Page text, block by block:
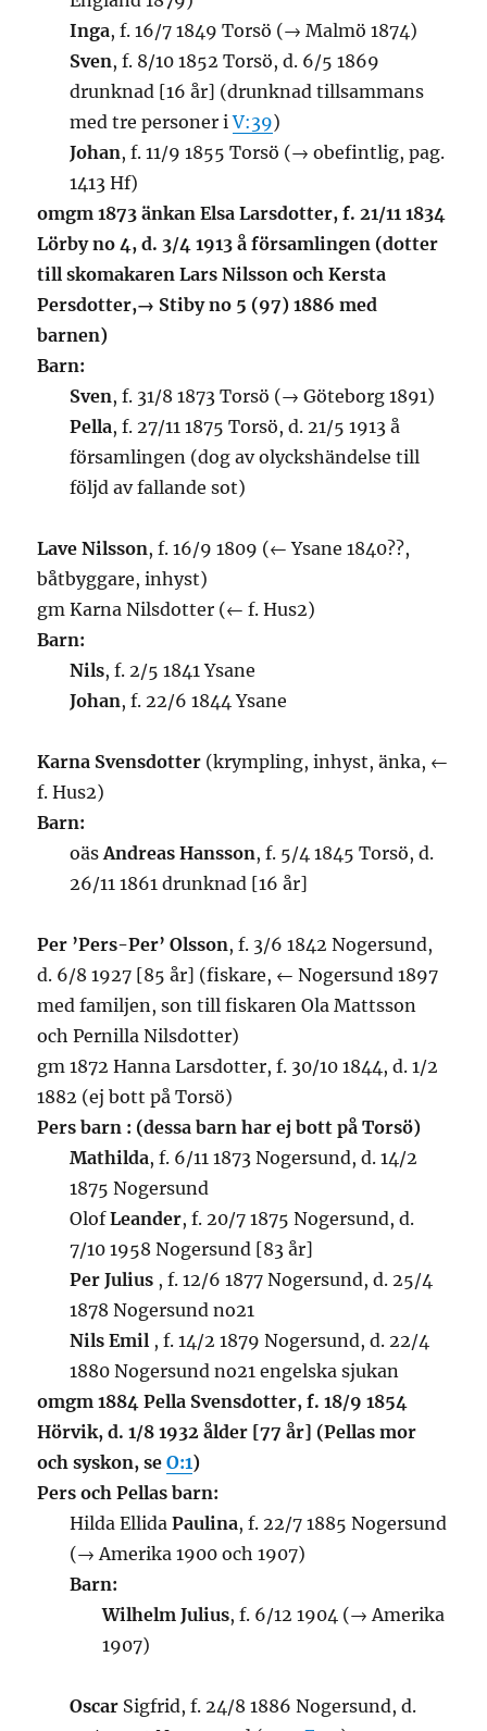
Inga, f. 16/7 1849 Torsö (→ Malmö 1874)
Sven, f. 8/10 1852 Torsö, d. 6/5 1869
drunknad [16 år] (drunknad tillsammans
med tre personer iV:39)
Johan, f. 11/9 1855 Torsö (→ obefintlig, pag.
1413 Hf)
omgm 1873 änkan Elsa Larsdotter, f. 21/11 1834
Lörby no 4, d. 3/4 1913 å församlingen (dotter
till skomakaren Lars Nilsson och Kersta
Persdotter,→ Stiby no 5 (97) 1886 med
barnen)
Barn:
Sven, f. 31/8 1873 Torsö (→ Göteborg 1891)
Pella, f. 27/11 1875 Torsö, d. 21/5 1913 å
församlingen (dog av olyckshändelse till
följd av fallande sot)
Lave Nilsson, f. 16/9 1809 (← Ysane 1840??,
båtbyggare, inhyst)
gm Karna Nilsdotter (← f. Hus2)
Barn:
Nils, f. 2/5 1841 Ysane
Johan, f. 22/6 1844 Ysane
Karna Svensdotter (krympling, inhyst, änka, ←
f. Hus2)
Barn:
oäsAndreas Hansson, f. 5/4 1845 Torsö, d.
26/11 1861 drunknad [16 år]
Per ’Pers-Per’ Olsson, f. 3/6 1842 Nogersund,
d. 6/8 1927 [85 år] (fiskare, ← Nogersund 1897
med familjen, son till fiskaren Ola Mattsson
och Pernilla Nilsdotter)
gm 1872 Hanna Larsdotter, f. 30/10 1844, d. 1/2
1882 (ej bott på Torsö)
Pers barn : (dessa barn har ej bott på Torsö)
Mathilda, f. 6/11 1873 Nogersund, d. 14/2
1875 Nogersund
OlofLeander, f. 20/7 1875 Nogersund, d.
7/10 1958 Nogersund [83 år]
Per Julius , f. 12/6 1877 Nogersund, d. 25/4
1878 Nogersund no21
Nils Emil , f. 14/2 1879 Nogersund, d. 22/4
1880 Nogersund no21 engelska sjukan
omgm 1884 Pella Svensdotter, f. 18/9 1854
Hörvik, d. 1/8 1932 ålder [77 år] (Pellas mor
och syskon, seO:1)
Pers och Pellas barn:
Hilda EllidaPaulina, f. 22/7 1885 Nogersund
(→ Amerika 1900 och 1907)
Barn:
Wilhelm Julius, f. 6/12 1904 (→ Amerika
1907)
Oscar Sigfrid, f. 24/8 1886 Nogersund, d.